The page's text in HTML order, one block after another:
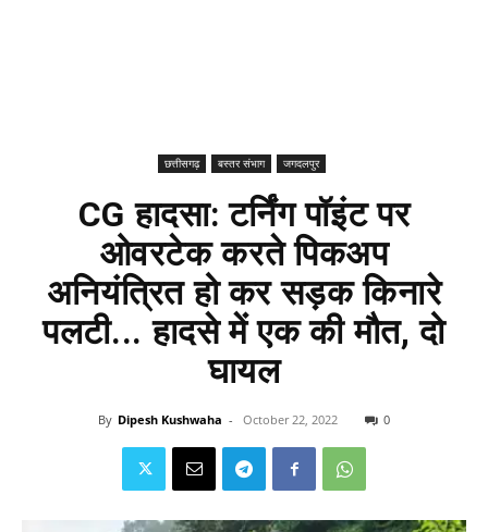
छत्तीसगढ़ बस्तर संभाग जगदलपुर
CG हादसा: टर्निंग पॉइंट पर
ओवरटेक करते पिकअप
अनियंत्रित हो कर सड़क किनारे
पलटी... हादसे में एक की मौत, दो
घायल
By Dipesh Kushwaha - October 22, 2022 0